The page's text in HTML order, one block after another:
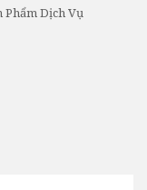
Phẩm Dịch Vụ